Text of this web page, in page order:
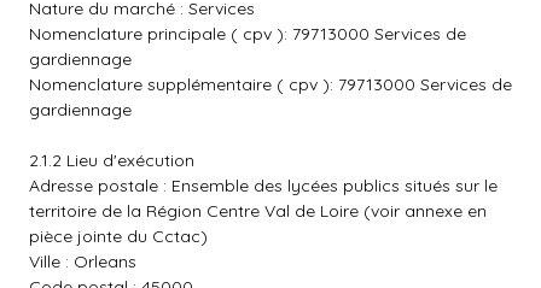
Nature du marché : Services
Nomenclature principale ( cpv ): 79713000 Services de
gardiennage
Nomenclature supplémentaire ( cpv ): 79713000 Services de
gardiennage
2.1.2 Lieu d'exécution
Adresse postale : Ensemble des lycées publics situés sur le
territoire de la Région Centre Val de Loire (voir annexe en
pièce jointe du Cctac)
Ville : Orleans